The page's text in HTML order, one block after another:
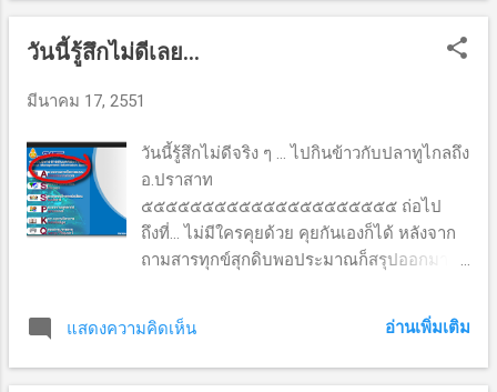
โมดูล สำหรับ Joomla 1.5 โดยตัวระบบเขียน
framework ถ้ามีโอกาสจะเล่าเรื่อง MVC ให้ฟัง
เมื่อเราส่งข้อมูลออกจะมีโฟลเดอร์ที่มีชื่อเป็น
ตัวเลขหลายหลักภายในจะประกอบด้วย txt
ไฟล์จำนวนหนึ่ง เราไม่ต้องทำอะไรมากแค่
เพียง zip มันไว้ก่อน เพราะการจะอัปโหลด
ข้อมูลเข้าทีละไฟล์นี่มันลำบาก แต่ถ้า zip ไว้
Joomla ในการแตกไฟล์ ตลอดจนนำเข้าข้อมูล
ของ Joomla 1.5 สำหรับการอัปโหลดไฟล์ zip
วันนี้รู้สึกไม่ดีเลย...
มีนาคม 17, 2551
วันนี้รู้สึกไม่ดีจริง ๆ ... ไปกินข้าวกับปลาทูไกลถึง
อ.ปราสาท
๕๕๕๕๕๕๕๕๕๕๕๕๕๕๕๕๕๕๕๕๕ ถ่อไป
ถึงที่... ไม่มีใครคุยด้วย คุยกันเองก็ได้ หลังจาก
ถามสารทุกข์สุกดิบพอประมาณก็สรุปออกมาว่า
- ครูป๋อง รับหน้าที่ จัดการฐานข้อมูล - ครูมนตรี
รับหน้าที่ coding ก่อนแยกย้ายกันไป ก็พอได้
อะไรติดมาทำบ้าง ขอบคุณครูนรินทร์อุตส่า
แสดงความคิดเห็น อ่านเพิ่มเติม